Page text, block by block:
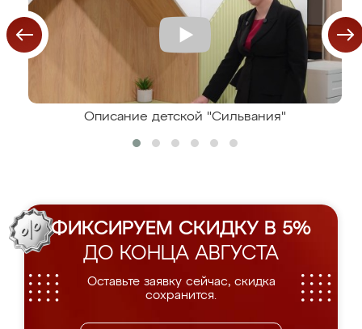
Описание детской "Сильвания"
ФИКСИРУЕМ СКИДКУ В 5%
ДО КОНЦА АВГУСТА
Оставьте заявку сейчас, скидка
сохранится.